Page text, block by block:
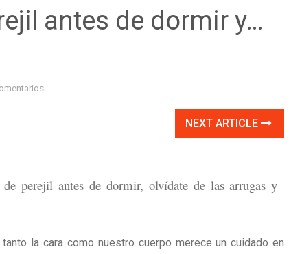
antes de dormir y…
NEXT ARTICLE
perejil antes de dormir, olvídate de las arrugas y
la cara como nuestro cuerpo merece un cuidado en